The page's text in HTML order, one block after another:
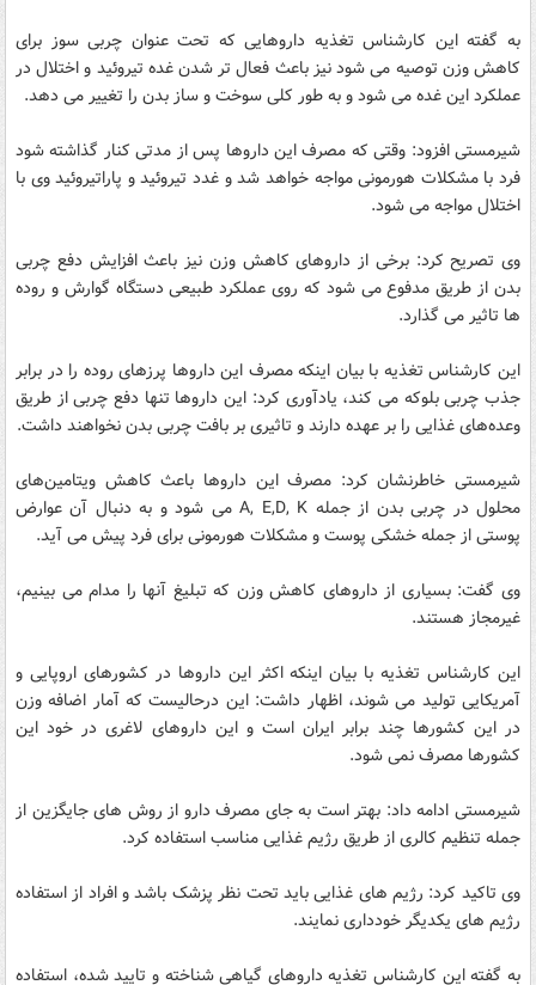
به گفته این کارشناس تغذیه داروهایی که تحت عنوان چربی سوز برای
کاهش وزن توصیه می شود نیز باعث فعال تر شدن غده تیروئید و اختلال در
عملکرد این غده می شود و به طور کلی سوخت و ساز بدن را تغییر می دهد.
شیرمستی افزود: وقتی که مصرف این داروها پس از مدتی کنار گذاشته شود
فرد با مشکلات هورمونی مواجه خواهد شد و غدد تیروئید و پاراتیروئید وی با
اختلال مواجه می شود.
وی تصریح کرد: برخی از داروهای کاهش وزن نیز باعث افزایش دفع چربی
بدن از طریق مدفوع می شود که روی عملکرد طبیعی دستگاه گوارش و روده
ها تاثیر می گذارد.
این کارشناس تغذیه با بیان اینکه مصرف این داروها پرزهای روده را در برابر
جذب چربی بلوکه می کند، یادآوری کرد: این داروها تنها دفع چربی از طریق
وعده‌های غذایی را بر عهده دارند و تاثیری بر بافت چربی بدن نخواهند داشت.
شیرمستی خاطرنشان کرد: مصرف این داروها باعث کاهش ویتامین‌های
محلول در چربی بدن از جمله A, E,D, K می شود و به دنبال آن عوارض
پوستی از جمله خشکی پوست و مشکلات هورمونی برای فرد پیش می آید.
وی گفت: بسیاری از داروهای کاهش وزن که تبلیغ آنها را مدام می بینیم،
غیرمجاز هستند.
این کارشناس تغذیه با بیان اینکه اکثر این داروها در کشورهای اروپایی و
آمریکایی تولید می شوند، اظهار داشت: این درحالیست که آمار اضافه وزن
در این کشورها چند برابر ایران است و این داروهای لاغری در خود این
کشورها مصرف نمی شود.
شیرمستی ادامه داد: بهتر است به جای مصرف دارو از روش های جایگزین از
جمله تنظیم کالری از طریق رژیم غذایی مناسب استفاده کرد.
وی تاکید کرد: رژیم های غذایی باید تحت نظر پزشک باشد و افراد از استفاده
رژیم های یکدیگر خودداری نمایند.
به گفته این کارشناس تغذیه داروهای گیاهی شناخته و تایید شده، استفاده